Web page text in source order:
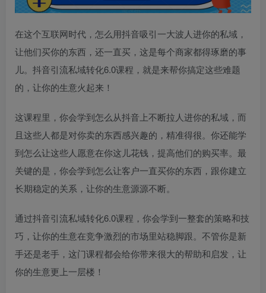
在这个互联网时代，怎么用抖音吸引一大波人进你的私域，
让他们买你的东西，还一直买，这是每个商家都得琢磨的事
儿。抖音引流私域转化6.0课程，就是来帮你搞定这些难题
的，让你的生意火起来！
这课程里，你会学到怎么从抖音上不断拉人进你的私域，而
且这些人都是对你卖的东西感兴趣的，精准得很。你还能学
到怎么让这些人愿意在你这儿花钱，提高他们的购买率。最
关键的是，你会学到怎么让客户一直买你的东西，跟你建立
长期稳定的关系，让你的生意源源不断。
通过抖音引流私域转化6.0课程，你会学到一整套的策略和技
巧，让你的生意在竞争激烈的市场里站稳脚跟。不管你是新
手还是老手，这门课程都会给你带来很大的帮助和启发，让
你的生意更上一层楼！